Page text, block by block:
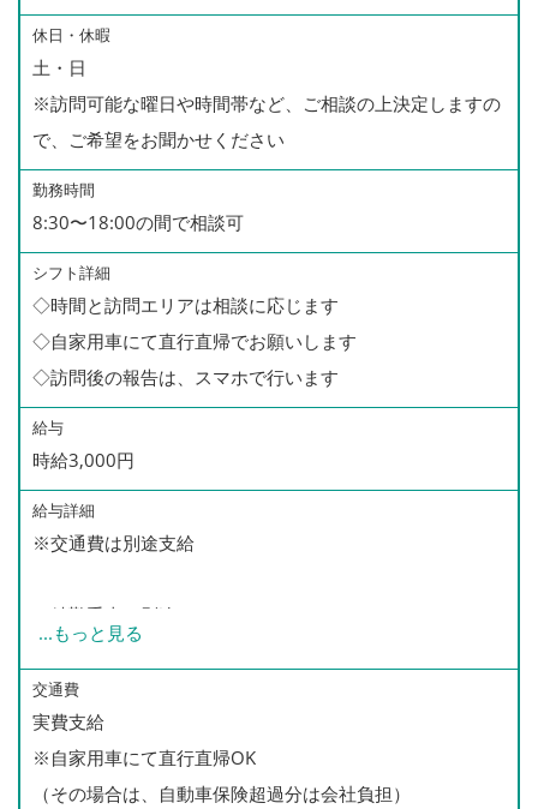
訪問担当エリアとなっております。
その他のエリア訪問も可能な方も、
是非ご相談ください。
休日・休暇
土・日
※訪問可能な曜日や時間帯など、ご相談の上決定しますの
で、ご希望をお聞かせください
勤務時間
8:30〜18:00の間で相談可
シフト詳細
◇時間と訪問エリアは相談に応じます
◇自家用車にて直行直帰でお願いします
◇訪問後の報告は、スマホで行います
給与
時給3,000円
給与詳細
※交通費は別途支給
＜精勤手当（別途）＞
月50件以下 なし
月51〜60件 500円/1件につき
月61〜70件 1,000円/1件につき
月71件以上 1,500円/1件につき
☆頑張った分だけ、給与が増えます
...もっと見る
交通費
実費支給
※自家用車にて直行直帰OK
（その場合は、自動車保険超過分は会社負担）